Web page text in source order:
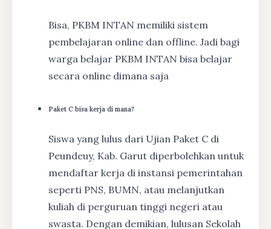
Bisa, PKBM INTAN memiliki sistem
pembelajaran online dan offline. Jadi bagi
warga belajar PKBM INTAN bisa belajar
secara online dimana saja
Paket C bisa kerja di mana?
Siswa yang lulus dari Ujian Paket C di
Peundeuy, Kab. Garut diperbolehkan untuk
mendaftar kerja di instansi pemerintahan
seperti PNS, BUMN, atau melanjutkan
kuliah di perguruan tinggi negeri atau
swasta. Dengan demikian, lulusan Sekolah